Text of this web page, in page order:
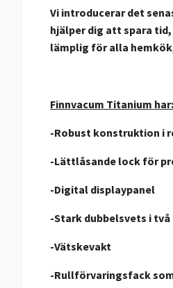
Vi introducerar det
hjälper dig att spara
lämplig för alla
Finnvacum Titanium har:
-Robust konstruktion i
-Lättlåsande lock för
-Digital displaypanel
-Stark dubbelsvets i två
-Vätskevakt
-Rullförvaringsfack